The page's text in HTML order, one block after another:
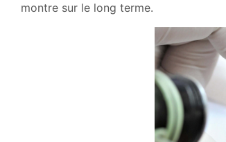
montre sur le long terme.